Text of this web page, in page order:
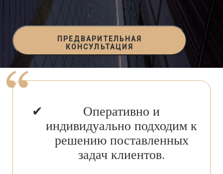
ПРЕДВАРИТЕЛЬНАЯ
КОНСУЛЬТАЦИЯ
Оперативно и
индивидуально подходим к
решению поставленных
задач клиентов.